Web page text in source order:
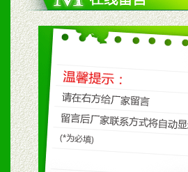
2、根据具体情
3、根据市场需
保产品顺利销
4、根据市场情
购支持。